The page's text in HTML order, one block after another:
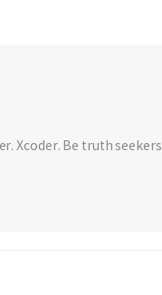
Xcoder. Be truth seekers